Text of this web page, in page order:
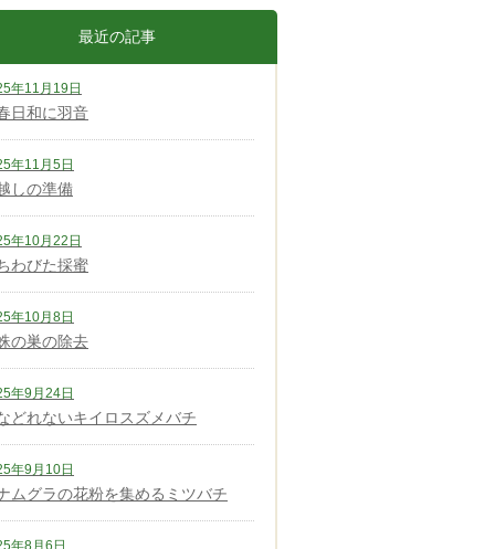
最近の記事
年11月19日
日和に羽音
年11月5日
しの準備
年10月22日
わびた採蜜
年10月8日
の巣の除去
年9月24日
どれないキイロスズメバチ
年9月10日
ムグラの花粉を集めるミツバチ
年8月6日